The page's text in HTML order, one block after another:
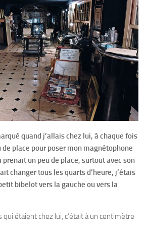
quand j’allais chez lui, à chaque fois
de place pour poser mon magnétophone
un peu de place, surtout avec son
changer tous les quarts d’heure, j’étais
bibelot vers la gauche ou vers la
étaient chez lui, c’était à un centimètre